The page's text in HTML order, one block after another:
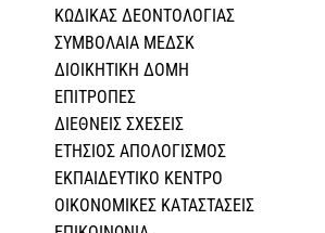
ΚΩΔΙΚΑΣ ΔΕΟΝΤΟΛΟΓΙΑΣ
ΣΥΜΒΟΛΑΙΑ ΜΕΔΣΚ
ΔΙΟΙΚΗΤΙΚΗ ΔΟΜΗ
ΕΠΙΤΡΟΠΕΣ
ΔΙΕΘΝΕΙΣ ΣΧΕΣEIΣ
ΕΤΗΣΙΟΣ ΑΠΟΛΟΓΙΣΜΟΣ
ΕΚΠΑΙΔΕΥΤΙΚΟ ΚΕΝΤΡΟ
ΟΙΚΟΝΟΜΙΚΕΣ ΚΑΤΑΣΤΑΣΕΙΣ